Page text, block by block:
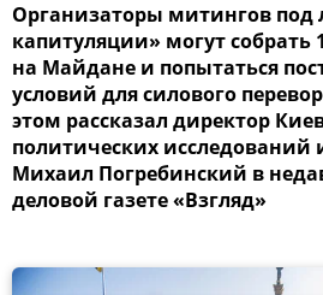
Организаторы митингов под
капитуляции» могут собрать
на Майдане и попытаться
условий для силового
этом рассказал директор
политических исследований
Михаил Погребинский в
деловой газете «Взгляд»